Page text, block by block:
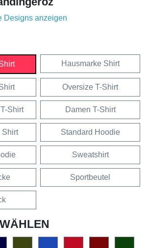
Designs anzeigen
Hausmarke Shirt
Oversize T-Shirt
Shirt Damen T-Shirt
Shirt Standard Hoodie
Sweatshirt
Sportbeutel